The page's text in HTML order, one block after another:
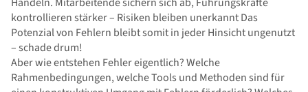
kontrollieren stärker – Risiken bleiben unerkannt Das
Potenzial von Fehlern bleibt somit in jeder Hinsicht ungenutzt
– schade drum!
Aber wie entstehen Fehler eigentlich? Welche
Rahmenbedingungen, welche Tools und Methoden sind für